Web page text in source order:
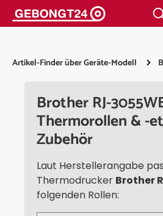
springen
Artikel-Finder über Geräte-Modell
Brother RJ-
Thermorollen & -
Zubehör
Laut Herstellerangabe
Thermodrucker Brother
folgenden Rollen: